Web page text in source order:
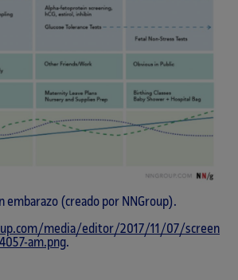
embarazo (creado por NNGroup).
media/editor/2017/11/07/screen
am.png.